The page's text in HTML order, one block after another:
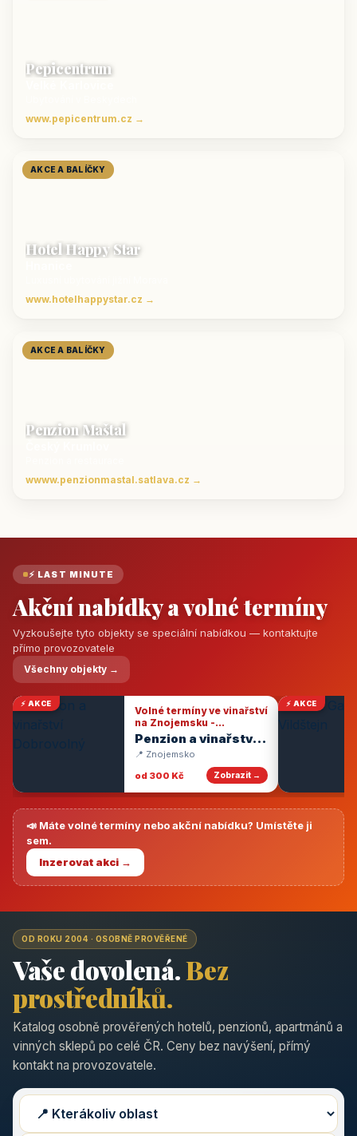
Pepicentrum
www.pepicentrum.cz →
AKCE A BALÍČKY
Hotel Happy Star
www.hotelhappystar.cz →
AKCE A BALÍČKY
Penzion Maštal
wwww.penzionmastal.satlava.cz →
⚡ LAST MINUTE
Akční nabídky a volné termíny
Vyzkoušejte tyto objekty se speciální nabídkou — kontaktujte
přímo provozovatele
Všechny objekty →
⚡ AKCE
Volné termíny ve vinařství
na Znojemsku -
degustace vín
Penzion a vinařství
Dobrovolný
📍 Znojemsko
od 300 Kč
Zobrazit →
⚡ AKCE
📣 Máte volné termíny nebo akční nabídku? Umístěte ji
sem.
Inzerovat akci →
OD ROKU 2004 · OSOBNĚ PROVĚŘENÉ
Vaše dovolená.Bez
prostředníků.
Katalog osobně prověřených hotelů, penzionů, apartmánů a
vinných sklepů po celé ČR. Ceny bez navýšení, přímý
kontakt na provozovatele.